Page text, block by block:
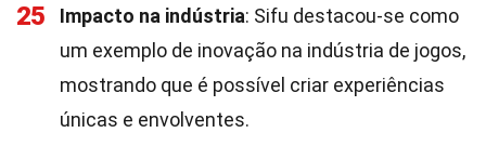
25 Impacto na indústria: Sifu destacou-se como
um exemplo de inovação na indústria de jogos,
mostrando que é possível criar experiências
únicas e envolventes.